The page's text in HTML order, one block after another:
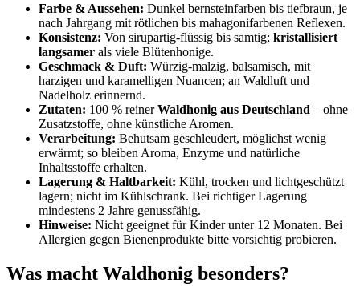
Farbe & Aussehen: Dunkel bernsteinfarben bis tiefbraun, je
nach Jahrgang mit rötlichen bis mahagonifarbenen Reflexen.
Konsistenz: Von sirupartig-flüssig bis samtig; kristallisiert
langsamer als viele Blütenhonige.
Geschmack & Duft: Würzig-malzig, balsamisch, mit
harzigen und karamelligen Nuancen; an Waldluft und
Nadelholz erinnernd.
Zutaten: 100 % reinerWaldhonig aus Deutschland – ohne
Zusatzstoffe, ohne künstliche Aromen.
Verarbeitung: Behutsam geschleudert, möglichst wenig
erwärmt; so bleiben Aroma, Enzyme und natürliche
Inhaltsstoffe erhalten.
Lagerung & Haltbarkeit: Kühl, trocken und lichtgeschützt
lagern; nicht im Kühlschrank. Bei richtiger Lagerung
mindestens 2 Jahre genussfähig.
Hinweise: Nicht geeignet für Kinder unter 12 Monaten. Bei
Allergien gegen Bienenprodukte bitte vorsichtig probieren.
Was macht Waldhonig besonders?